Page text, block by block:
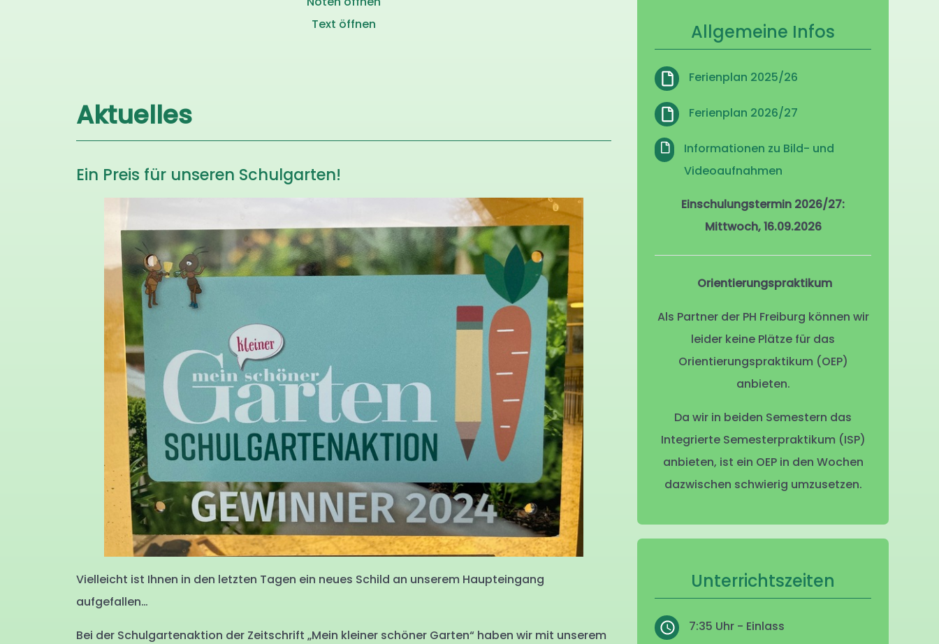
Text öffnen
Aktuelles
Ein Preis für unseren Schulgarten!
Vielleicht ist Ihnen in den letzten Tagen ein neues Schild an unserem Haupteingang
aufgefallen…
Bei der Schulgartenaktion der Zeitschrift „Mein kleiner schöner Garten“ haben wir mit unserem
Allgemeine Infos
Ferienplan 2025/26
Ferienplan 2026/27
Informationen zu Bild- und
Videoaufnahmen
Einschulungstermin 2026/27:
Mittwoch, 16.09.2026
Orientierungspraktikum
Als Partner der PH Freiburg können wir
leider keine Plätze für das
Orientierungspraktikum (OEP)
anbieten.
Da wir in beiden Semestern das
Integrierte Semesterpraktikum (ISP)
anbieten, ist ein OEP in den Wochen
dazwischen schwierig umzusetzen.
Unterrichtszeiten
7:35 Uhr - Einlass